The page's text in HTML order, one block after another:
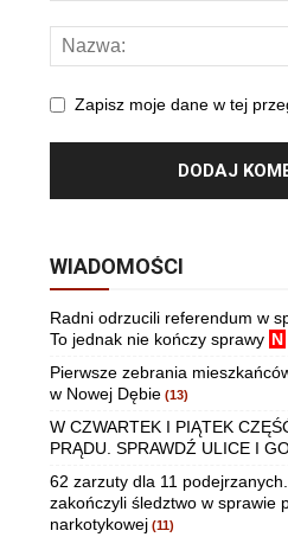
Zapisz moje dane w tej
WIADOMOŚCI
Radni odrzucili referendum w
To jednak nie kończy sprawy N
Pierwsze zebrania
w Nowej Dębie (13)
W CZWARTEK I PIĄTEK
PRĄDU. SPRAWDŹ ULICE I
62 zarzuty dla 11
zakończyli śledztwo w sprawie
narkotykowej (11)